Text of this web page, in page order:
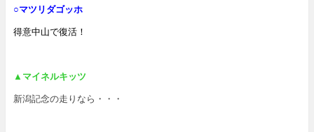
○マツリダゴッホ
得意中山で復活！
▲マイネルキッツ
新潟記念の走りなら・・・